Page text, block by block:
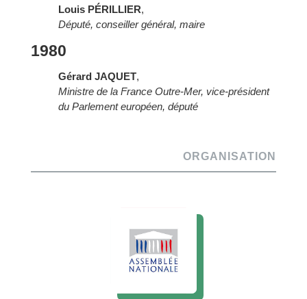
Louis PÉRILLIER,
Député, conseiller général, maire
1980
Gérard JAQUET,
Ministre de la France Outre-Mer, vice-président
du Parlement européen, député
ORGANISATION